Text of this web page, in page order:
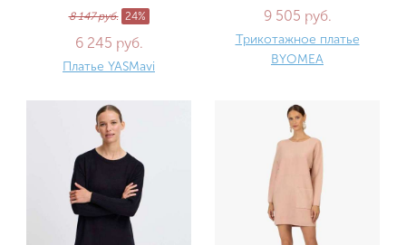
8 147 руб. 24%
6 245 руб.
Платье YASMavi
9 505 руб.
Трикотажное платье
BYOMEA